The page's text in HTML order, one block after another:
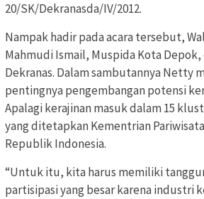
20/SK/Dekranasda/IV/2012.
Nampak hadir pada acara tersebut,
Mahmudi Ismail, Muspida Kota
Dekranas. Dalam sambutannya Netty
pentingnya pengembangan potensi
Apalagi kerajinan masuk dalam 15
yang ditetapkan Kementrian
Republik Indonesia.
“Untuk itu, kita harus memiliki
partisipasi yang besar karena industri